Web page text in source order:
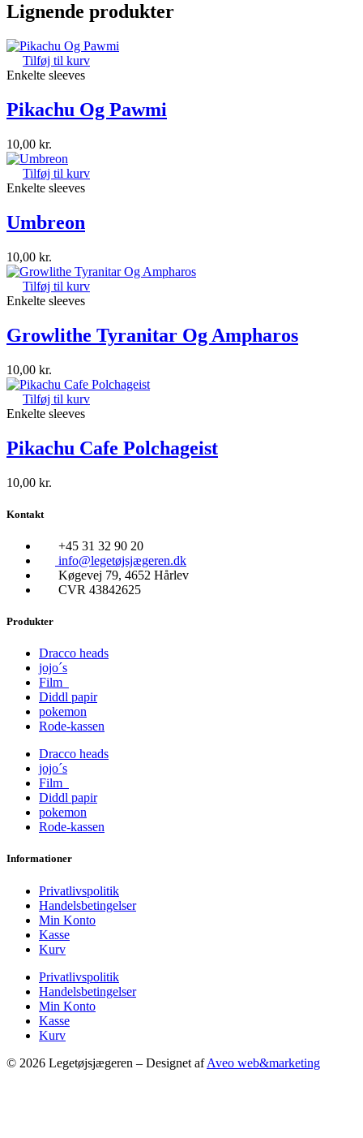
Lignende produkter
Tilføj til kurv
Enkelte sleeves
Pikachu Og Pawmi
10,00 kr.
Tilføj til kurv
Enkelte sleeves
Umbreon
10,00 kr.
Tilføj til kurv
Enkelte sleeves
Growlithe Tyranitar Og Ampharos
10,00 kr.
Tilføj til kurv
Enkelte sleeves
Pikachu Cafe Polchageist
10,00 kr.
Kontakt
+45 31 32 90 20
info@legetøjsjægeren.dk
Køgevej 79, 4652 Hårlev
CVR 43842625
Produkter
Dracco heads
jojo´s
Film
Diddl papir
pokemon
Rode-kassen
Dracco heads
jojo´s
Film
Diddl papir
pokemon
Rode-kassen
Informationer
Privatlivspolitik
Handelsbetingelser
Min Konto
Kasse
Kurv
Privatlivspolitik
Handelsbetingelser
Min Konto
Kasse
Kurv
© 2026 Legetøjsjægeren – Designet afAveo web&marketing